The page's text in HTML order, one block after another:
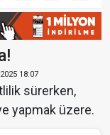
18:07
sürerken,
yapmak üzere.